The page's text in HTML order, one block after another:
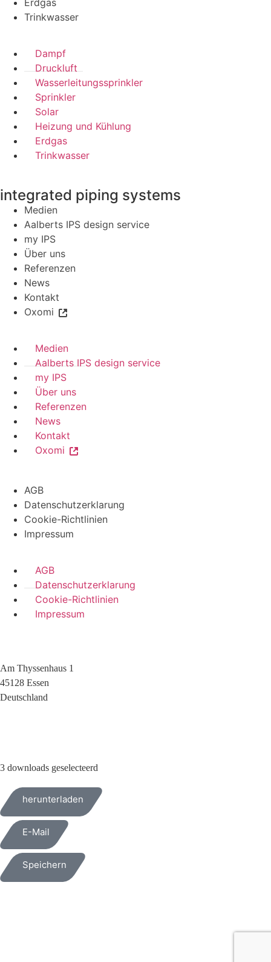
Erdgas
Trinkwasser
Dampf
Druckluft
Wasserleitungssprinkler
Sprinkler
Solar
Heizung und Kühlung
Erdgas
Trinkwasser
integrated piping systems
Medien
Aalberts IPS design service
my IPS
Über uns
Referenzen
News
Kontakt
Oxomi
Medien
Aalberts IPS design service
my IPS
Über uns
Referenzen
News
Kontakt
Oxomi
AGB
Datenschutzerklarung
Cookie-Richtlinien
Impressum
AGB
Datenschutzerklarung
Cookie-Richtlinien
Impressum
Am Thyssenhaus 1
45128 Essen
Deutschland
3 downloads geselecteerd
herunterladen
E-Mail
Speichern